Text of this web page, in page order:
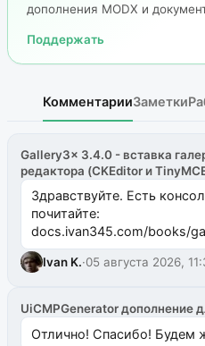
дополнения MODX и
Поддержать
КомментарииЗаметки
Gallery3x 3.4.0 - вставка
редактора (CKEditor и
Здравствуйте. Есть
почитайте:
docs.ivan345.com/books/
ms2galleryphp
Ivan K.·05 августа 2026,
UiCMPGenerator дополнение
Отлично! Спасибо! Будем